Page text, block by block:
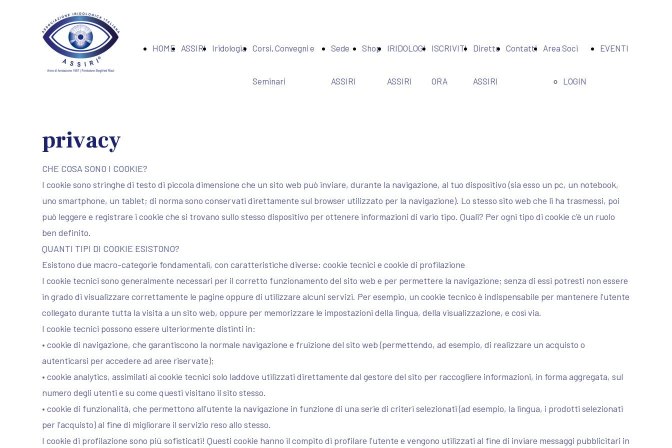
HOME ASSIRI Iridologia Corsi, Convegni e
Seminari
Specialistici
Formazione:
Seminari
Sede
ASSIRI
Shop IRIDOLOGI
ASSIRI
ISCRIVITI
ORA
Diretto
ASSIRI
Contatti Area Soci
LOGIN
EVENTI
privacy
CHE COSA SONO I COOKIE?
I cookie sono stringhe di testo di piccola dimensione che un sito web può inviare, durante la navigazione, al tuo dispositivo (sia esso un pc, un notebook,
uno smartphone, un tablet; di norma sono conservati direttamente sul browser utilizzato per la navigazione). Lo stesso sito web che li ha trasmessi, poi
può leggere e registrare i cookie che si trovano sullo stesso dispositivo per ottenere informazioni di vario tipo. Quali? Per ogni tipo di cookie c'è un ruolo
ben definito.
QUANTI TIPI DI COOKIE ESISTONO?
Esistono due macro-categorie fondamentali, con caratteristiche diverse: cookie tecnici e cookie di profilazione
I cookie tecnici sono generalmente necessari per il corretto funzionamento del sito web e per permettere la navigazione; senza di essi potresti non essere
in grado di visualizzare correttamente le pagine oppure di utilizzare alcuni servizi. Per esempio, un cookie tecnico è indispensabile per mantenere l'utente
collegato durante tutta la visita a un sito web, oppure per memorizzare le impostazioni della lingua, della visualizzazione, e così via.
I cookie tecnici possono essere ulteriormente distinti in:
• cookie di navigazione, che garantiscono la normale navigazione e fruizione del sito web (permettendo, ad esempio, di realizzare un acquisto o
autenticarsi per accedere ad aree riservate);
• cookie analytics, assimilati ai cookie tecnici solo laddove utilizzati direttamente dal gestore del sito per raccogliere informazioni, in forma aggregata, sul
numero degli utenti e su come questi visitano il sito stesso.
• cookie di funzionalità, che permettono all'utente la navigazione in funzione di una serie di criteri selezionati (ad esempio, la lingua, i prodotti selezionati
per l'acquisto) al fine di migliorare il servizio reso allo stesso.
I cookie di profilazione sono più sofisticati! Questi cookie hanno il compito di profilare l'utente e vengono utilizzati al fine di inviare messaggi pubblicitari in